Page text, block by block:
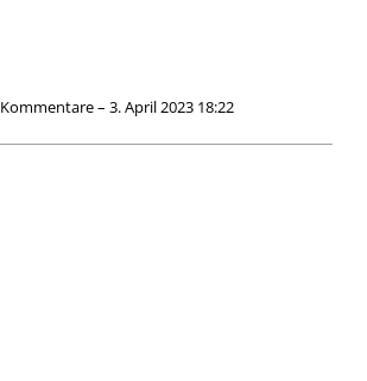
Kommentare – 3. April 2023 18:22